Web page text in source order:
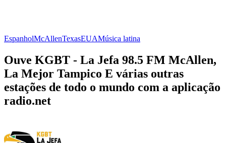
EspanholMcAllenTexasEUAMúsica latina
Ouve KGBT - La Jefa 98.5 FM McAllen,
La Mejor Tampico E várias outras
estações de todo o mundo com a aplicação
radio.net